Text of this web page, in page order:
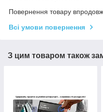
Повернення товару
Всі умови повернення
З цим товаром також